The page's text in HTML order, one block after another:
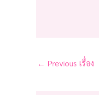
← Previous เรื่อง